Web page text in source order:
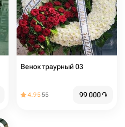
Венок траурный 03
4.9555 99 000֏